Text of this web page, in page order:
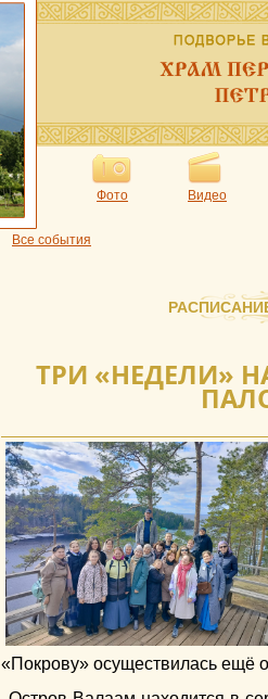
Фото Видео
Все события
ТРИ «НЕДЕЛИ»
«Покрову» осуществилась ещё